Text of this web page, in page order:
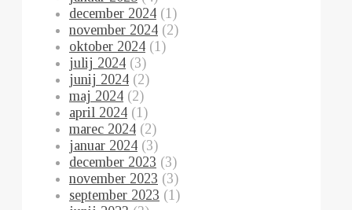
december 2024 (1)
november 2024 (2)
oktober 2024 (1)
julij 2024 (3)
junij 2024 (2)
maj 2024 (2)
april 2024 (1)
marec 2024 (2)
januar 2024 (3)
december 2023 (3)
november 2023 (3)
september 2023 (1)